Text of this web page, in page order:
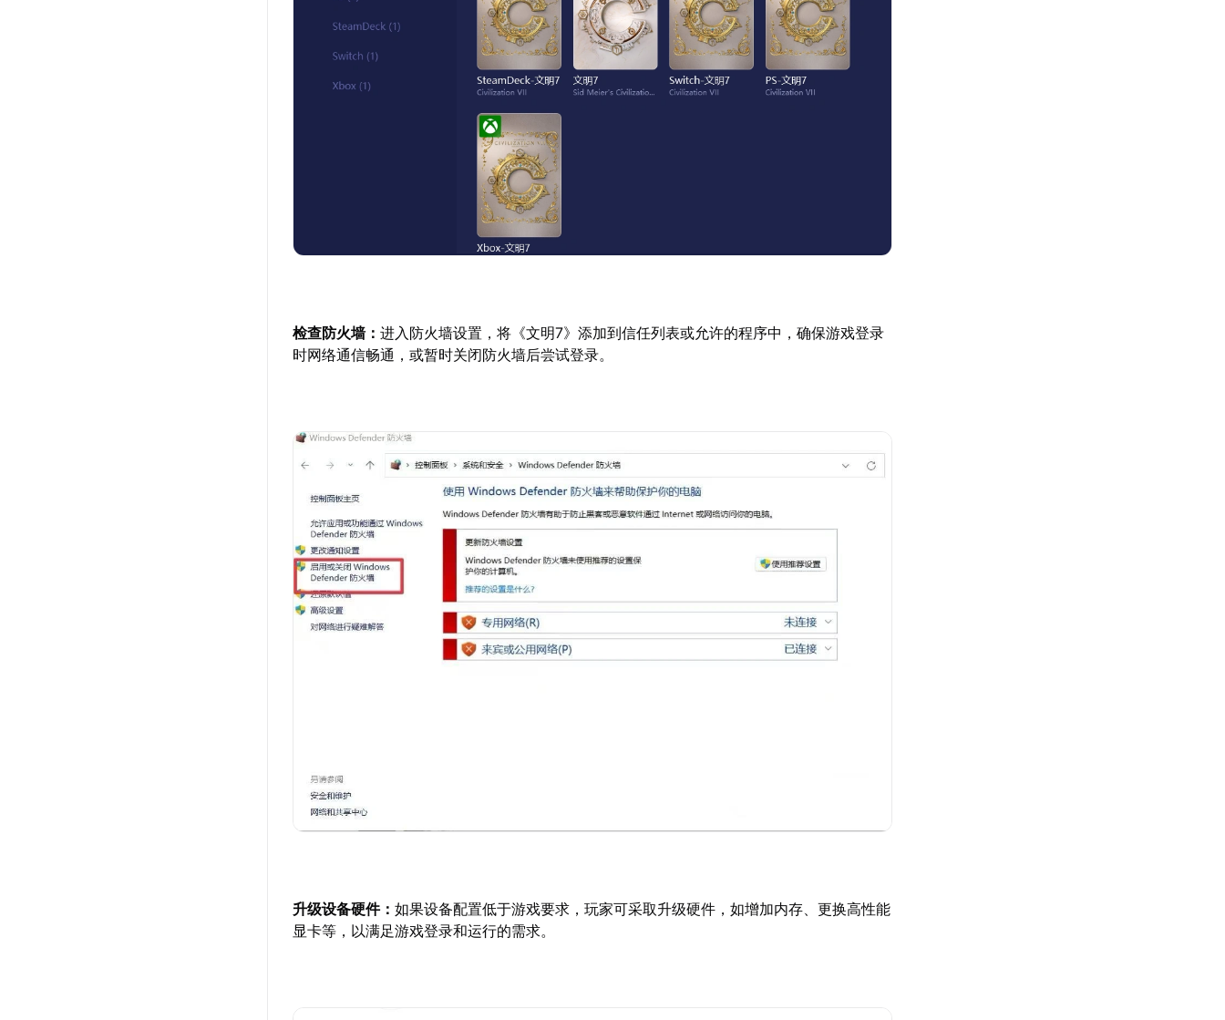
检查防火墙：进入防火墙设置，将《文明7》添加到信任列表或允许的程序中，确保游戏登录
时网络通信畅通，或暂时关闭防火墙后尝试登录。
升级设备硬件：如果设备配置低于游戏要求，玩家可采取升级硬件，如增加内存、更换高性能
显卡等，以满足游戏登录和运行的需求。